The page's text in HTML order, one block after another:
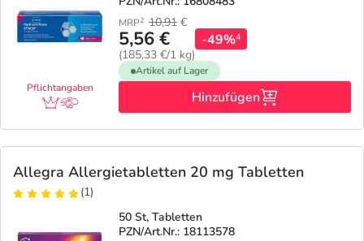
Pflichtangaben
MRP2 10,91 €
5,56 €
(185,33 €/1 kg)
-49%4
Artikel auf Lager
Hinzufügen
Allegra Allergietabletten 20 mg Tabletten
(1)
50 St, Tabletten
PZN/Art.Nr.: 18113578